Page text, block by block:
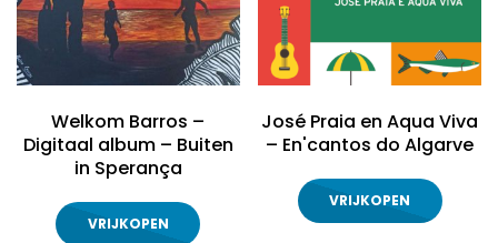
Welkom Barros –
Digitaal album – Buiten
in Sperança
VRIJKOPEN
José Praia en Aqua Viva
– En'cantos do Algarve
VRIJKOPEN